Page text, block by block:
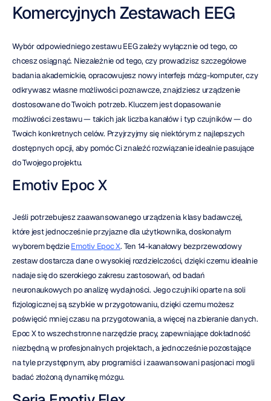
Komercyjnych Zestawach EEG
Wybór odpowiedniego zestawu EEG zależy wyłącznie od tego, co
chcesz osiągnąć. Niezależnie od tego, czy prowadzisz szczegółowe
badania akademickie, opracowujesz nowy interfejs mózg-komputer, czy
odkrywasz własne możliwości poznawcze, znajdziesz urządzenie
dostosowane do Twoich potrzeb. Kluczem jest dopasowanie
możliwości zestawu — takich jak liczba kanałów i typ czujników — do
Twoich konkretnych celów. Przyjrzyjmy się niektórym z najlepszych
dostępnych opcji, aby pomóc Ci znaleźć rozwiązanie idealnie pasujące
do Twojego projektu.
Emotiv Epoc X
Jeśli potrzebujesz zaawansowanego urządzenia klasy badawczej,
które jest jednocześnie przyjazne dla użytkownika, doskonałym
wyborem będzie Emotiv Epoc X. Ten 14-kanałowy bezprzewodowy
zestaw dostarcza dane o wysokiej rozdzielczości, dzięki czemu idealnie
nadaje się do szerokiego zakresu zastosowań, od badań
neuronaukowych po analizę wydajności. Jego czujniki oparte na soli
fizjologicznej są szybkie w przygotowaniu, dzięki czemu możesz
poświęcić mniej czasu na przygotowania, a więcej na zbieranie danych.
Epoc X to wszechstronne narzędzie pracy, zapewniające dokładność
niezbędną w profesjonalnych projektach, a jednocześnie pozostające
na tyle przystępnym, aby programiści i zaawansowani pasjonaci mogli
badać złożoną dynamikę mózgu.